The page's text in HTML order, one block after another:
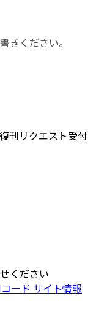
きください。
刊リクエスト受付
ください
ード サイト情報